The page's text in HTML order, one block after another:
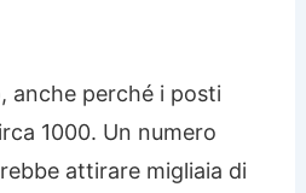
anche perché i posti
1000. Un numero
attirare migliaia di